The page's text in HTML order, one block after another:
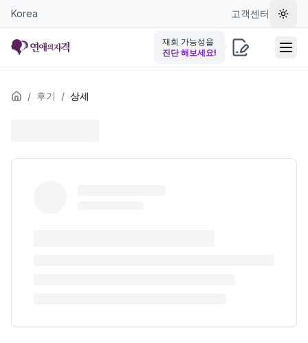
Korea 고객센터 테마
재회 가능성을
진단 해보세요!
/ 후기 / 상세